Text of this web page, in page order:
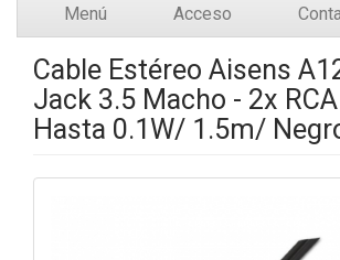
Menú Acceso
Cable Estéreo Aisens
Jack 3.5 Macho - 2x
Hasta 0.1W/ 1.5m/